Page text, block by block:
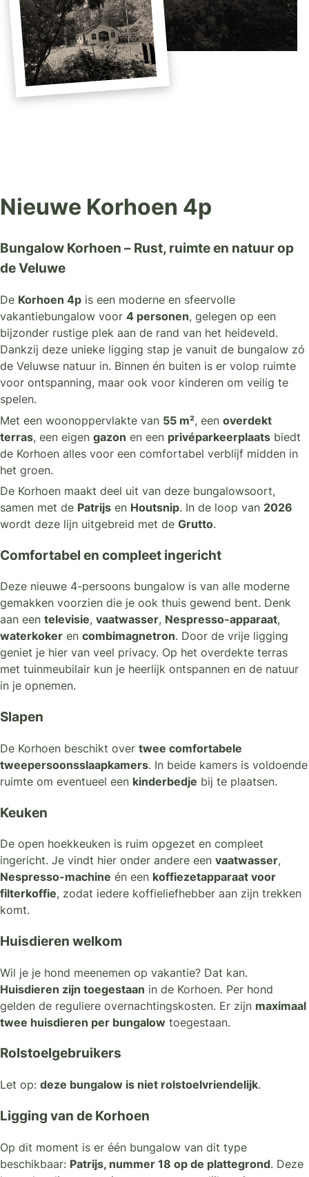
Nieuwe Korhoen 4p
Bungalow Korhoen – Rust, ruimte en natuur op
de Veluwe
De Korhoen 4p is een moderne en sfeervolle
vakantiebungalow voor 4 personen, gelegen op een
bijzonder rustige plek aan de rand van het heideveld.
Dankzij deze unieke ligging stap je vanuit de bungalow zó
de Veluwse natuur in. Binnen én buiten is er volop ruimte
voor ontspanning, maar ook voor kinderen om veilig te
spelen.
Met een woonoppervlakte van 55 m², een overdekt
terras, een eigen gazon en een privéparkeerplaats biedt
de Korhoen alles voor een comfortabel verblijf midden in
het groen.
De Korhoen maakt deel uit van deze bungalowsoort,
samen met de Patrijs en Houtsnip. In de loop van 2026
wordt deze lijn uitgebreid met de Grutto.
Comfortabel en compleet ingericht
Deze nieuwe 4-persoons bungalow is van alle moderne
gemakken voorzien die je ook thuis gewend bent. Denk
aan een televisie, vaatwasser, Nespresso-apparaat,
waterkoker en combimagnetron. Door de vrije ligging
geniet je hier van veel privacy. Op het overdekte terras
met tuinmeubilair kun je heerlijk ontspannen en de natuur
in je opnemen.
Slapen
De Korhoen beschikt over twee comfortabele
tweepersoonsslaapkamers. In beide kamers is voldoende
ruimte om eventueel een kinderbedje bij te plaatsen.
Keuken
De open hoekkeuken is ruim opgezet en compleet
ingericht. Je vindt hier onder andere een vaatwasser,
Nespresso-machine én een koffiezetapparaat voor
filterkoffie, zodat iedere koffieliefhebber aan zijn trekken
komt.
Huisdieren welkom
Wil je je hond meenemen op vakantie? Dat kan.
Huisdieren zijn toegestaan in de Korhoen. Per hond
gelden de reguliere overnachtingskosten. Er zijn maximaal
twee huisdieren per bungalow toegestaan.
Rolstoelgebruikers
Let op: deze bungalow is niet rolstoelvriendelijk.
Ligging van de Korhoen
Op dit moment is er één bungalow van dit type
beschikbaar: Patrijs, nummer 18 op de plattegrond. Deze